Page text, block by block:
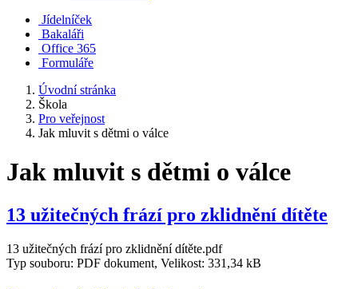
Jídelníček
Bakaláři
Office 365
Formuláře
Úvodní stránka
Škola
Pro veřejnost
Jak mluvit s dětmi o válce
Jak mluvit s dětmi o válce
13 užitečných frází pro zklidnění dítěte
13 užitečných frází pro zklidnění dítěte.pdf
Typ souboru: PDF dokument, Velikost: 331,34 kB